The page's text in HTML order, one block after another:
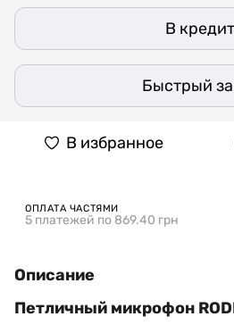
В кредит
Быстрый
В избранное
ОПЛАТА ЧАСТЯМИ
5 платежей по 869.40 грн
Описание
Петличный микрофон